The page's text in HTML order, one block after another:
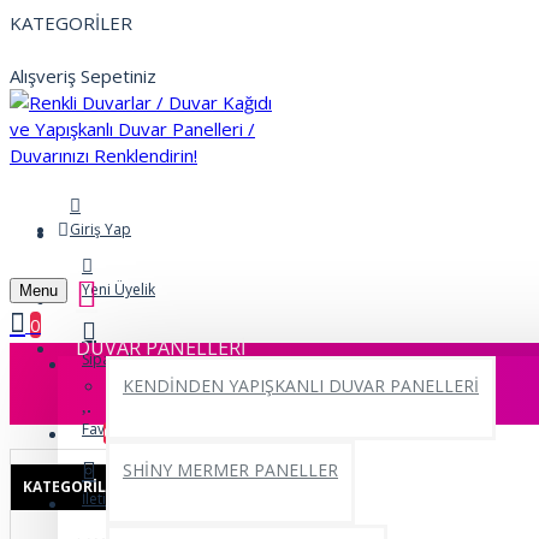
KATEGORİLER
Alışveriş Sepetiniz
Giriş Yap
Yeni Üyelik
Siparişlerim
Favorilerim
0
İletişim
DUVAR PANELLERİ
KENDİNDEN YAPIŞKANLI DUVAR PANELLERİ
SHİNY MERMER PANELLER
Menu
0
KATEGORILER